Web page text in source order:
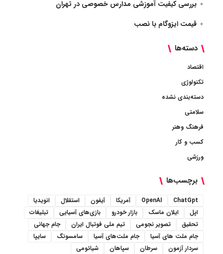
بررسی کیفیت آموزشی مدارس خصوصی در تهران
قیمت ایزوگام با نصب
دسته‌ها
اقتصاد
تکنولوژی
دسته‌بندی نشده
سلامتی
فرهنگ وهنر
کسب و کار
ورزشی
برچسب‌ها
ChatGpt
OpenAI آمریکا آیفون استقلال
انویدیا
اپل
ایلان ماسک بازار خودرو بازی‌های آسیایی
تبلیغات
تحقیق
تصویر نجومی تیم ملی فوتبال ایران
جام جهانی
جام ملت های آسیا
جام ملت‌های آسیا سامسونگ
سایپا
سردار آزمون
سرطان سپاهان
شیائومی